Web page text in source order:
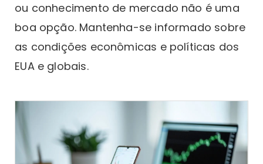
ou conhecimento de mercado não é uma
boa opção. Mantenha-se informado sobre
as condições econômicas e políticas dos
EUA e globais.